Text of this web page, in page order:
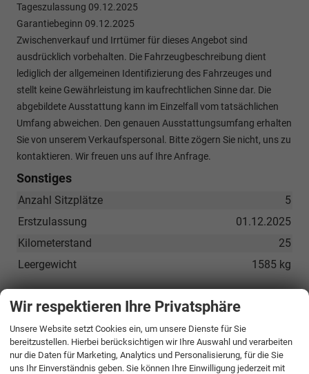
Tageszulassung 09.12.2025
Garantiebeginn 09.12.2025
Zwischenverkauf und Irrtümer für dieses Angebot sind
ausdrücklich vorbehalten. Die Fahrzeugbeschreibung dient
lediglich der allgemeinen Identifizierung des Fahrzeuges und
stellt keine Gewährleistung im kaufrechtlichen Sinne dar. Die
abgebildete Ausstattung kann im Einzelfall vom tatsächlichen
Umfang abweichen. Den genauen Ausstattungsumfang erhalten
Sie von unserem Verkaufspersonal. Bitte zögern Sie nicht, uns zu
kontaktieren. Wir freuen uns auf Ihre Anfrage.
Sonstiges
5
Anzahl Sitzplätze
01.12.2025
Erstzulassung
25
Kilometerstand
1585 kg
Leergewicht
UVP ohne
Überführungskosten
47.570,– €
Sie sparen:
16.720,– €
35,1%
Wir respektieren Ihre Privatsphäre
Unsere Website setzt Cookies ein, um unsere Dienste für Sie
bereitzustellen. Hierbei berücksichtigen wir Ihre Auswahl und verarbeiten
nur die Daten für Marketing, Analytics und Personalisierung, für die Sie
uns Ihr Einverständnis geben. Sie können Ihre Einwilligung jederzeit mit